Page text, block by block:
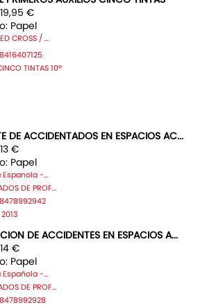
€
Papel
CROSS / ...
TINTAS 10ª
DE ACCIDENTADOS EN ESPACIOS AC...
€
Papel
Espanola -...
DE PROF...
DE ACCIDENTES EN ESPACIOS A...
€
Papel
Española -...
DE PROF...